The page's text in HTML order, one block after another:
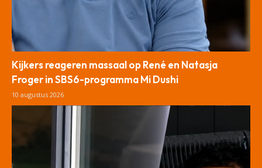
Kijkers reageren massaal op René en Natasja
Froger in SBS6-programma Mi Dushi
10 augustus 2026